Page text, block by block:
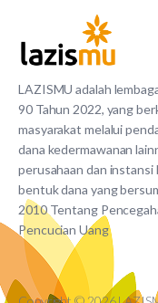
LAZISMU adalah
90 Tahun 2022, yang
masyarakat melalui
dana kedermawanan
perusahaan dan instansi
bentuk dana yang
2010 Tentang
Pencucian Uang